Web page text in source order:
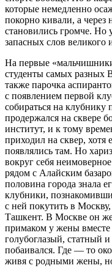
которые немедленно
покорно кивали, а через
становились громче. Но
запасных слов великого
На первые
студенты самых разных
также парочка
с появлением первой
собираться на клубнику
продержался на сквере
институт, и к тому
приходил на сквер, хотя
появлялись там. Но
вокруг себя
рядом с Алайским
половина города знала
клубники,
с ней покутить в
Ташкент. В Москве он
примаком у жены вместе
голубоглазый, статный
побаивался. Где — то
живя с родными жены,